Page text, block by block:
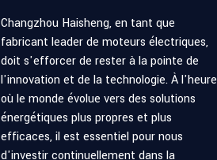
Changzhou Haisheng, en tant que
fabricant leader de moteurs électriques,
doit s'efforcer de rester à la pointe de
l'innovation et de la technologie. À l'heure
où le monde évolue vers des solutions
énergétiques plus propres et plus
efficaces, il est essentiel pour nous
d'investir continuellement dans la